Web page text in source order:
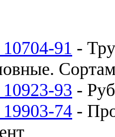
91 -
93 -
74 -